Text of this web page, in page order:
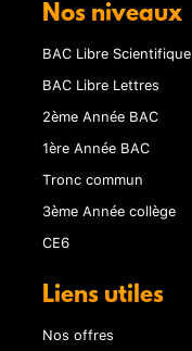
Nos niveaux
BAC Libre Scientifique
BAC Libre Lettres
2ème Année BAC
1ère Année BAC
Tronc commun
3ème Année collège
CE6
Liens utiles
Nos offres